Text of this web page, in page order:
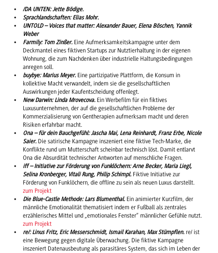
/DA UNTEN: Jette Bödige.
Sprachlandschaften: Elias Mohr.
UNTOLD – Voices that matter: Alexander Bauer, Elena Böschen, Yannik
Weber
Farmily: Tom Zinßer.Eine Aufmerksamkeitskampagne unter dem
Deckmantel eines fiktiven Startups zur Nutztierhaltung in der eigenen
Wohnung, die zum Nachdenken über industrielle Haltungsbedingungen
anregen soll.
buybye: Marius Meyer. Eine partizipative Plattform, die Konsum in
kollektive Macht verwandelt, indem sie die gesellschaftlichen
Auswirkungen jeder Kaufentscheidung offenlegt.
New Darwin: Linda Mrovecova.Ein Werbefilm für ein fiktives
Luxusunternehmen, der auf die gesellschaftlichen Probleme der
Kommerzialisierung von Gentherapien aufmerksam macht und deren
Risiken erfahrbar macht.
Ona – für dein Bauchgefühl: Jascha Mai, Lena Reinhardt, Franz Erbe, Nicole
Saier.Die satirische Kampagne inszeniert eine fiktive Tech-Marke, die
Konflikte rund um Mutterschaft scheinbar technisch löst. Damit entlarvt
Ona die Absurdität technischer Antworten auf menschliche Fragen.
iff – Initiative zur Förderung von Funklöchern: Arne Becker, Maria Liegl,
Selina Kronberger, Vitali Rung, Philip Schimpl. Fiktive Initiative zur
Förderung von Funklöchern, die offline zu sein als neuen Luxus darstellt.
zum Projekt
Die Blue-Castle Methode: Lars Blumenthal.Ein animierter Kurzfilm, der
männliche Emotionalität thematisiert indem er Fußball als zentrales
erzählerisches Mittel und „emotionales Fenster“ männlicher Gefühle nutzt.
zum Projekt
re/: Linus Fritz, Eric Messerschmidt, Ismail Karahan, Max Stümpflen.re/ ist
eine Bewegung gegen digitale Überwachung. Die fiktive Kampagne
inszeniert Datenausbeutung als parasitäres System, das sich im Leben der